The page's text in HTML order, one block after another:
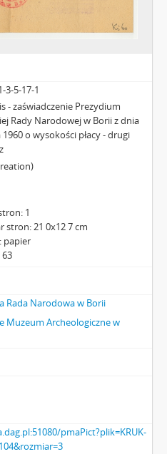
3-5-17-1
- zaświadczenie Prezydium
Rady Narodowej w Borii z dnia
1960 o wysokości płacy - drugi
1
stron: 21 0x12 7 cm
papier
Rada Narodowa w Borii
Muzeum Archeologiczne w
pmaPict?plik=KRUK-